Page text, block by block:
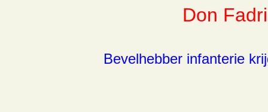
Don
Bevelhebber infanterie